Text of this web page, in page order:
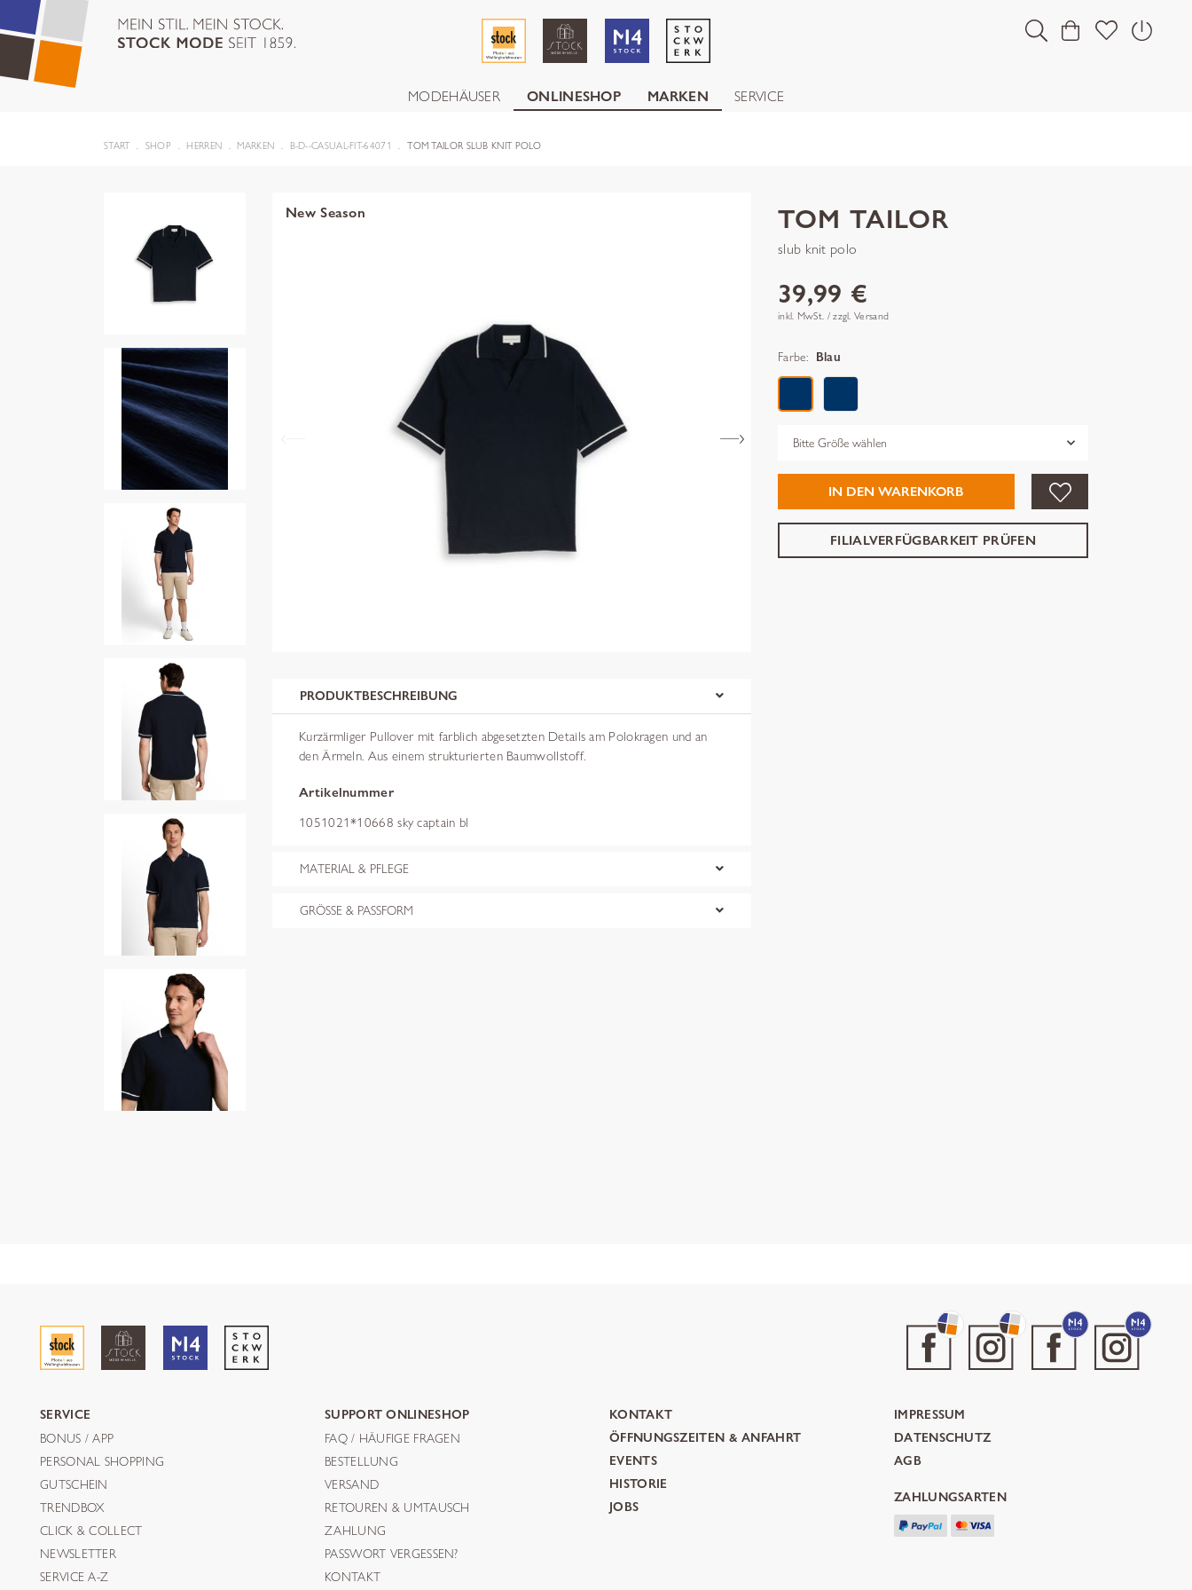
MODEHÄUSER ONLINESHOP MARKEN SERVICE
START SHOP HERREN MARKEN B-D--CASUAL-FIT-64071 TOM TAILOR SLUB KNIT POLO
New Season
PRODUKTBESCHREIBUNG
Kurzärmliger Pullover mit farblich abgesetzten Details am Polokragen und an
den Ärmeln. Aus einem strukturierten Baumwollstoff.
Artikelnummer
1051021*10668 sky captain bl
MATERIAL & PFLEGE
GRÖSSE & PASSFORM
TOM TAILOR
slub knit polo
39,99 €
inkl. MwSt. / zzgl. Versand
Farbe: Blau
Grösse
IN DEN WARENKORB
FILIALVERFÜGBARKEIT PRÜFEN
SERVICE
BONUS / APP
PERSONAL SHOPPING
GUTSCHEIN
TRENDBOX
CLICK & COLLECT
NEWSLETTER
SERVICE A-Z
SUPPORT ONLINESHOP
FAQ / HÄUFIGE FRAGEN
BESTELLUNG
VERSAND
RETOUREN & UMTAUSCH
ZAHLUNG
PASSWORT VERGESSEN?
KONTAKT
KONTAKT
ÖFFNUNGSZEITEN & ANFAHRT
EVENTS
HISTORIE
JOBS
IMPRESSUM
DATENSCHUTZ
AGB
ZAHLUNGSARTEN